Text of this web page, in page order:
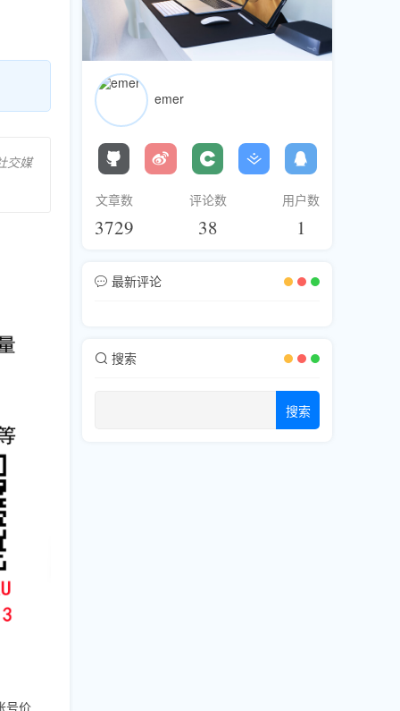
交媒
号价
emer
文章数
3729
评论数
38
用户数
1
最新评论
搜索
搜索